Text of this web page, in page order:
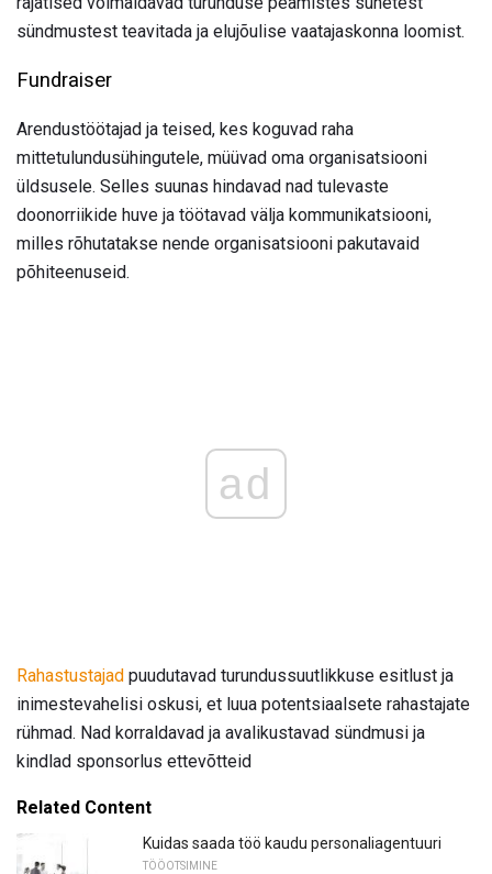
sündmustest teavitada ja elujõulise vaatajaskonna loomist.
Fundraiser
Arendustöötajad ja teised, kes koguvad raha
mittetulundusühingutele, müüvad oma organisatsiooni
üldsusele. Selles suunas hindavad nad tulevaste
doonorriikide huve ja töötavad välja kommunikatsiooni,
milles rõhutatakse nende organisatsiooni pakutavaid
põhiteenuseid.
ad
Rahastustajad puudutavad turundussuutlikkuse esitlust ja
inimestevahelisi oskusi, et luua potentsiaalsete rahastajate
rühmad. Nad korraldavad ja avalikustavad sündmusi ja
kindlad sponsorlus ettevõtteid
Related Content
Kuidas saada töö kaudu personaliagentuuri
TÖÖOTSIMINE